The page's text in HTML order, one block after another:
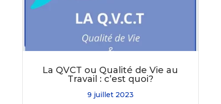
La QVCT ou Qualité de Vie au
Travail : c’est quoi?
9 juillet 2023